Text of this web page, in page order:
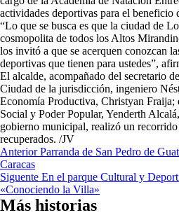
actividades deportivas para el beneficio
“Lo que se busca es que la ciudad de
cosmopolita de todos los Altos
los invitó a que se acerquen conozcan
deportivas que tienen para ustedes”,
El alcalde, acompañado del secretario
Ciudad de la jurisdicción, ingeniero
Economía Productiva, Christyan Fraija;
Social y Poder Popular, Yenderth
gobierno municipal, realizó un
recuperados. /JV
Navegación
de
entradas
AnteriorParranda de San Pedro de
Caracas
Siguente En el parque Cultural y
«Conociendo la Villa»
Más historias